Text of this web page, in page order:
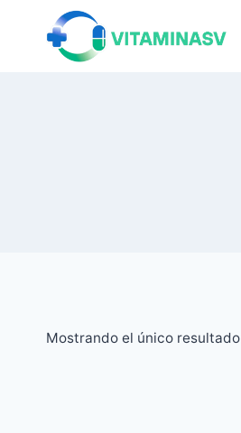
contenido
Mostrando el único resultado